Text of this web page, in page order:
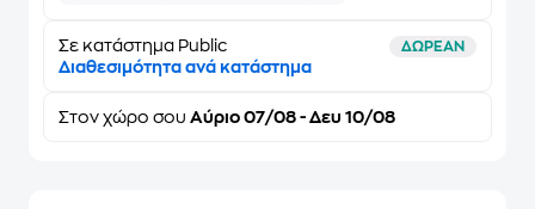
Σε κατάστημα Public ΔΩΡΕΑΝ
Διαθεσιμότητα ανά κατάστημα
Στον χώρο σου Αύριο 07/08 - Δευ 10/08